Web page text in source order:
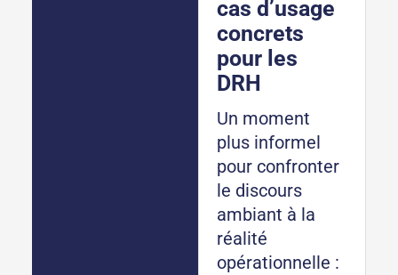
cas d’usage
concrets
pour les
DRH
Un moment
plus informel
pour confronter
le discours
ambiant à la
réalité
opérationnelle :